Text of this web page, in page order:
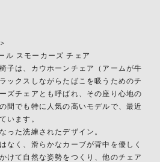
ル スモーカーズ チェア
子は、カウホーンチェア（アームが牛
ックスしながらたばこを吸うためのチ
ズチェアとも呼ばれ、その座り心地の
間でも特に人気の高いモデルで、最近
います。
った洗練されたデザイン。
なく、滑らかなカーブが背中を優しく
けて自然な姿勢をつくり、他のチェア